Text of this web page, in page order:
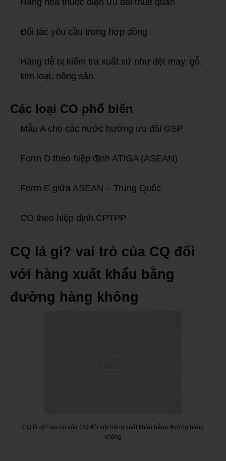
Hàng hóa thuộc diện ưu đãi thuế quan
Đối tác yêu cầu trong hợp đồng
Hàng dễ bị kiểm tra xuất xứ như dệt may, gỗ,
kim loại, nông sản
Các loại CO phổ biến
Mẫu A cho các nước hưởng ưu đãi GSP
Form D theo hiệp định ATIGA (ASEAN)
Form E giữa ASEAN – Trung Quốc
CO theo hiệp định CPTPP
CQ là gì? vai trò của CQ đối
với hàng xuất khẩu bằng
đường hàng không
CQ là gì? vai trò của CQ đối với hàng xuất khẩu bằng đường hàng
không